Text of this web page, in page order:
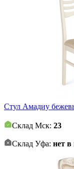
Стул Амадиу
Склад Мск: 23
Склад Уфа: нет в